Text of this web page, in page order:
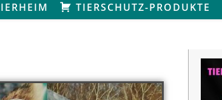
TIERSCHUTZ-PRODUKTE